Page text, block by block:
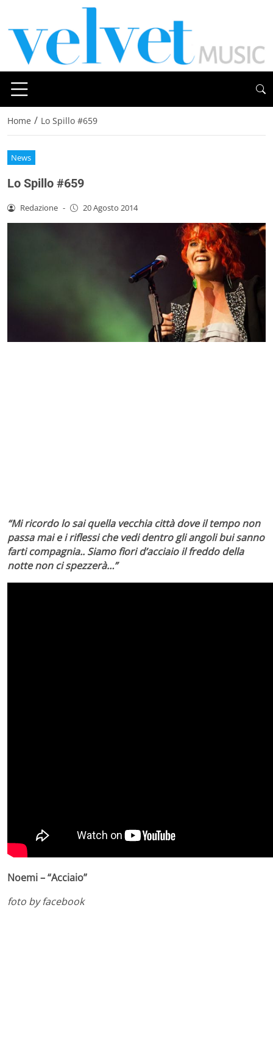
Home / Lo Spillo #659
News
Lo Spillo #659
Redazione - 20 Agosto 2014
“Mi ricordo lo sai quella vecchia città dove il tempo non
passa mai e i riflessi che vedi dentro gli angoli bui sanno
farti compagnia.. Siamo fiori d’acciaio il freddo della
notte non ci spezzerà…”
Noemi – “Acciaio”
foto by facebook